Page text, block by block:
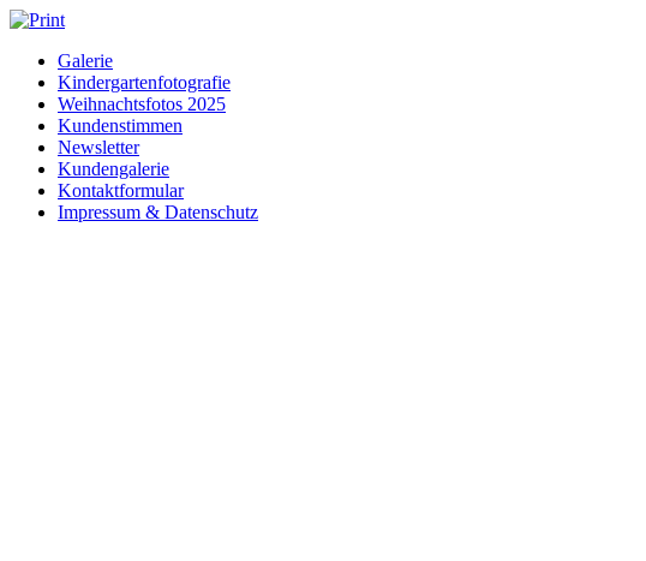
Zum
springenGalerie
Kindergartenfotografie
Weihnachtsfotos 2025
Kundenstimmen
Newsletter
Kundengalerie
Kontaktformular
Impressum & Datenschutz